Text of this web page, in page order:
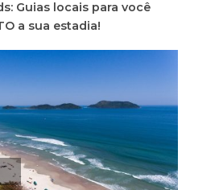
Guias locais para você
a sua estadia!